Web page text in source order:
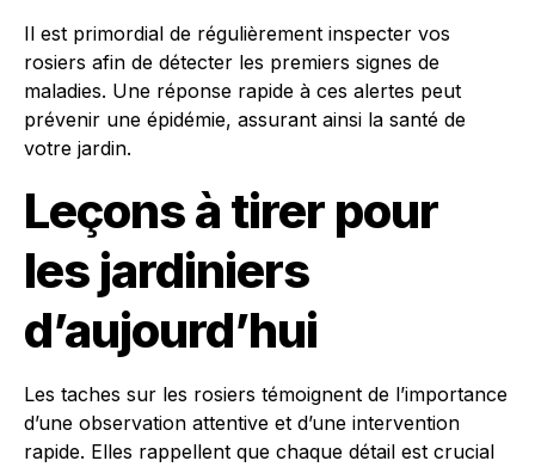
Il est primordial de régulièrement inspecter vos
rosiers afin de détecter les premiers signes de
maladies. Une réponse rapide à ces alertes peut
prévenir une épidémie, assurant ainsi la santé de
votre jardin.
Leçons à tirer pour
les jardiniers
d’aujourd’hui
Les taches sur les rosiers témoignent de l’importance
d’une observation attentive et d’une intervention
rapide. Elles rappellent que chaque détail est crucial